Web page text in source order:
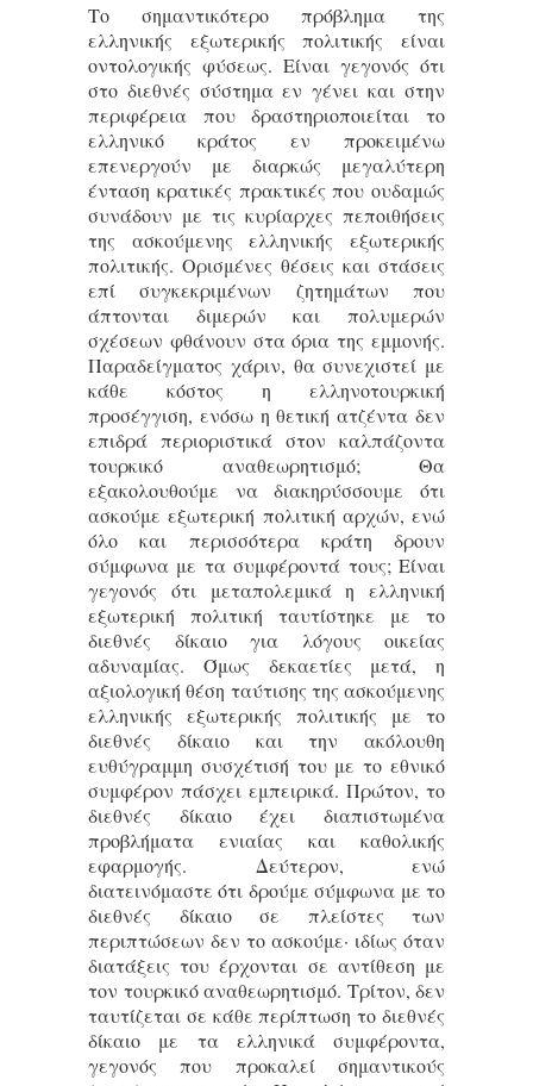
Το σημαντικότερο πρόβλημα της
ελληνικής εξωτερικής πολιτικής είναι
οντολογικής φύσεως. Είναι γεγονός ότι
στο διεθνές σύστημα εν γένει και στην
περιφέρεια που δραστηριοποιείται το
ελληνικό κράτος εν προκειμένω
επενεργούν με διαρκώς μεγαλύτερη
ένταση κρατικές πρακτικές που ουδαμώς
συνάδουν με τις κυρίαρχες πεποιθήσεις
της ασκούμενης ελληνικής εξωτερικής
πολιτικής. Ορισμένες θέσεις και στάσεις
επί συγκεκριμένων ζητημάτων που
άπτονται διμερών και πολυμερών
σχέσεων φθάνουν στα όρια της εμμονής.
Παραδείγματος χάριν, θα συνεχιστεί με
κάθε κόστος η ελληνοτουρκική
προσέγγιση, ενόσω η θετική ατζέντα δεν
επιδρά περιοριστικά στον καλπάζοντα
τουρκικό αναθεωρητισμό; Θα
εξακολουθούμε να διακηρύσσουμε ότι
ασκούμε εξωτερική πολιτική αρχών, ενώ
όλο και περισσότερα κράτη δρουν
σύμφωνα με τα συμφέροντά τους; Είναι
γεγονός ότι μεταπολεμικά η ελληνική
εξωτερική πολιτική ταυτίστηκε με το
διεθνές δίκαιο για λόγους οικείας
αδυναμίας. Όμως δεκαετίες μετά, η
αξιολογική θέση ταύτισης της ασκούμενης
ελληνικής εξωτερικής πολιτικής με το
διεθνές δίκαιο και την ακόλουθη
ευθύγραμμη συσχέτισή του με το εθνικό
συμφέρον πάσχει εμπειρικά. Πρώτον, το
διεθνές δίκαιο έχει διαπιστωμένα
προβλήματα ενιαίας και καθολικής
εφαρμογής. Δεύτερον, ενώ
διατεινόμαστε ότι δρούμε σύμφωνα με το
διεθνές δίκαιο σε πλείστες των
περιπτώσεων δεν το ασκούμε· ιδίως όταν
διατάξεις του έρχονται σε αντίθεση με
τον τουρκικό αναθεωρητισμό. Τρίτον, δεν
ταυτίζεται σε κάθε περίπτωση το διεθνές
δίκαιο με τα ελληνικά συμφέροντα,
γεγονός που προκαλεί σημαντικούς